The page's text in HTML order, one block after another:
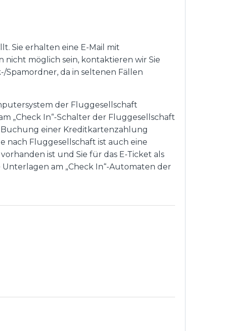
Sie erhalten eine E-Mail mit
möglich sein, kontaktieren wir Sie
Spamordner, da in seltenen Fällen
der Fluggesellschaft
„Check In“-Schalter der Fluggesellschaft
Buchung einer Kreditkartenzahlung
nach Fluggesellschaft ist auch eine
ist und Sie für das E-Ticket als
am „Check In“-Automaten der